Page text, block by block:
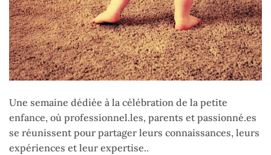
Une semaine dédiée à la célébration de la petite
enfance, où professionnel.les, parents et passionné.es
se réunissent pour partager leurs connaissances, leurs
expériences et leur expertise..